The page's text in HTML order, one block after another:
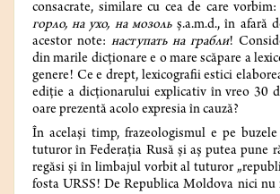
consacrate, similare cu cea de care vorbim:
горло, на ухо, на мозольș.a.m.d., în afară
acestor note: наступать на грабли!
din marile dicționare e o mare scăpare a
genere! Ce e drept, lexicografii estici
ediție a dicționarului explicativ în vreo 30
oare prezentă acolo expresia în cauză?
În același timp, frazeologismul e pe
tuturor în Federația Rusă și aș putea pune
regăsi și în limbajul vorbit al tuturor
fosta URSS! De Republica Moldova nici nu